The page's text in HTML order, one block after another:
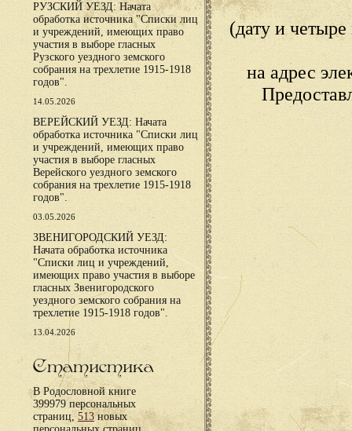
РУЗСКИЙ УЕЗД: Начата
обработка источника "Списки лиц
и учреждений, имеющих право
участия в выборе гласных
Рузского уездного земского
собрания на трехлетие 1915-1918
годов".
14.05.2026
ВЕРЕЙСКИЙ УЕЗД: Начата
обработка источника "Списки лиц
и учреждений, имеющих право
участия в выборе гласных
Верейского уездного земского
собрания на трехлетие 1915-1918
годов".
03.05.2026
ЗВЕНИГОРОДСКИЙ УЕЗД:
Начата обработка источника
"Списки лиц и учреждений,
имеющих право участия в выборе
гласных Звенигородского
уездного земского собрания на
трехлетие 1915-1918 годов".
13.04.2026
Статистика
В Родословной книге
399979 персональных
страниц,513новых
(дату и
на адрес